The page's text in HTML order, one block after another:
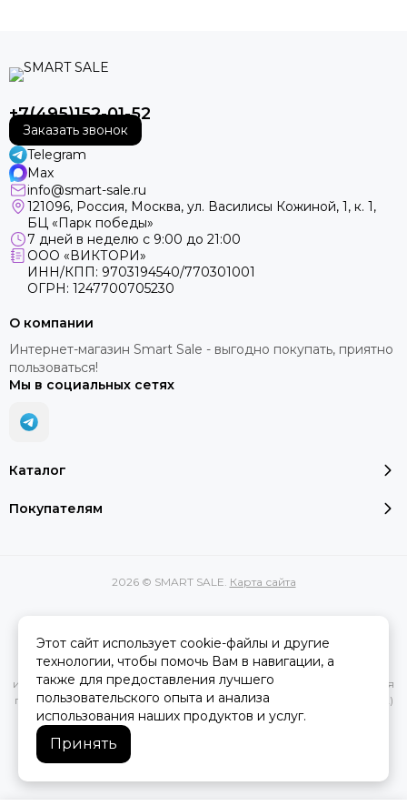
+7(495)152-01-52
Заказать звонок
Telegram
Max
info@smart-sale.ru
121096, Россия, Москва, ул. Василисы Кожиной, 1, к. 1,
БЦ «Парк победы»
7 дней в неделю с 9:00 до 21:00
ООО «ВИКТОРИ»
ИНН/КПП: 9703194540/770301001
ОГРН: 1247700705230
Каталог
Покупателям
О компании
Интернет-магазин Smart Sale - выгодно покупать, приятно
пользоваться!
Мы в социальных сетях
2026 © SMART SALE. Карта сайта
Вся представленная на сайте информация, касающаяся
характеристик, стоимости товаров и услуг, носит
информационный характер и ни при каких условиях не является
публичной офертой, определяемой положениями Статьи 437(2)
Гражданского кодекса РФ.
Этот сайт использует cookie-файлы и другие
технологии, чтобы помочь Вам в навигации, а
также для предоставления лучшего
пользовательского опыта и анализа
использования наших продуктов и услуг.
Принять